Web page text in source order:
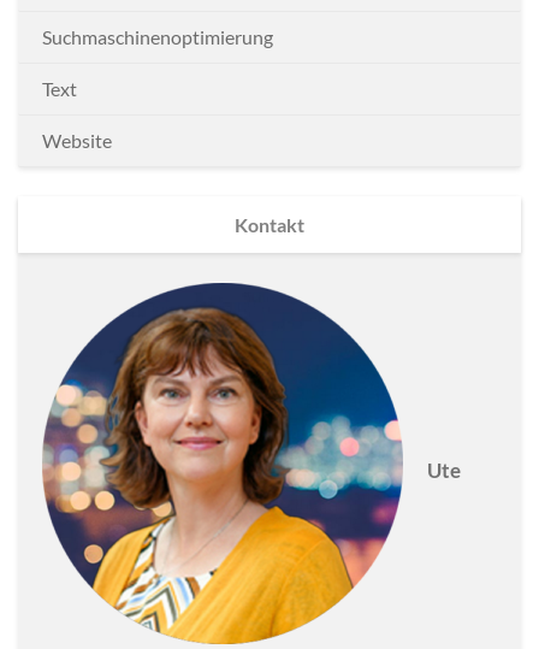
Suchmaschinenoptimierung
Text
Website
Kontakt
Ute